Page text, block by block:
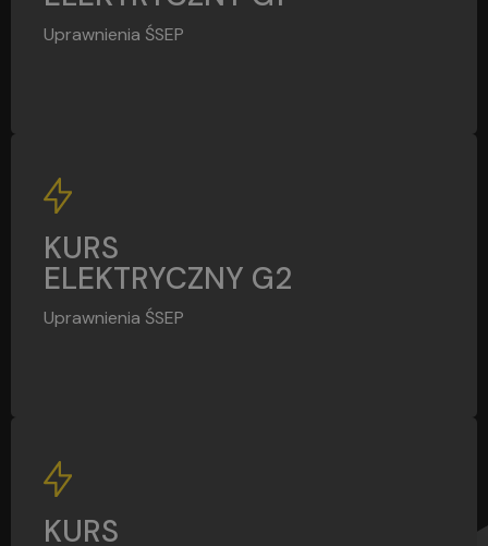
Uprawnienia ŚSEP
KURS
ELEKTRYCZNY G2
Uprawnienia ŚSEP
G2
KURS